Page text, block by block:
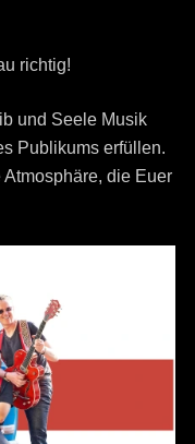
richtig!
und Seele Musik
Publikums erfüllen.
die Euer